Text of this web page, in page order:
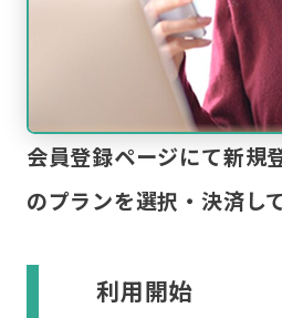
会員登録ページにて新規
のプランを選択・決済し
利用開始